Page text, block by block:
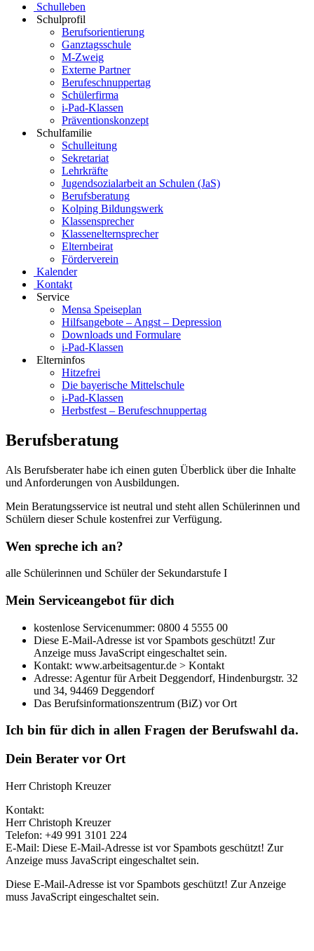
Schulleben
Schulprofil
Berufsorientierung
Ganztagsschule
M-Zweig
Externe Partner
Berufeschnuppertag
Schülerfirma
i-Pad-Klassen
Präventionskonzept
Schulfamilie
Schulleitung
Sekretariat
Lehrkräfte
Jugendsozialarbeit an Schulen (JaS)
Berufsberatung
Kolping Bildungswerk
Klassensprecher
Klassenelternsprecher
Elternbeirat
Förderverein
Kalender
Kontakt
Service
Mensa Speiseplan
Hilfsangebote – Angst – Depression
Downloads und Formulare
i-Pad-Klassen
Elterninfos
Hitzefrei
Die bayerische Mittelschule
i-Pad-Klassen
Herbstfest – Berufeschnuppertag
Berufsberatung
Als Berufsberater habe ich einen guten Überblick über die Inhalte
und Anforderungen von Ausbildungen.
Mein Beratungsservice ist neutral und steht allen Schülerinnen und
Schülern dieser Schule kostenfrei zur Verfügung.
Wen spreche ich an?
alle Schülerinnen und Schüler der Sekundarstufe I
Mein Serviceangebot für dich
kostenlose Servicenummer: 0800 4 5555 00
Diese E-Mail-Adresse ist vor Spambots geschützt! Zur
Anzeige muss JavaScript eingeschaltet sein.
Kontakt: www.arbeitsagentur.de > Kontakt
Adresse: Agentur für Arbeit Deggendorf, Hindenburgstr. 32
und 34, 94469 Deggendorf
Das Berufsinformationszentrum (BiZ) vor Ort
Ich bin für dich in allen Fragen der Berufswahl da.
Dein Berater vor Ort
Herr Christoph Kreuzer
Kontakt:
Herr Christoph Kreuzer
Telefon: +49 991 3101 224
E-Mail: Diese E-Mail-Adresse ist vor Spambots geschützt! Zur
Anzeige muss JavaScript eingeschaltet sein.
Diese E-Mail-Adresse ist vor Spambots geschützt! Zur Anzeige
muss JavaScript eingeschaltet sein.